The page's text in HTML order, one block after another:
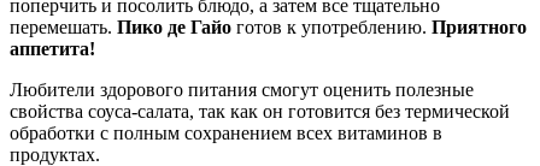
поперчить и посолить блюдо, а затем все тщательно
перемешать. Пико де Гайо готов к употреблению. Приятного
аппетита!
Любители здорового питания смогут оценить полезные
свойства соуса-салата, так как он готовится без термической
обработки с полным сохранением всех витаминов в
продуктах.